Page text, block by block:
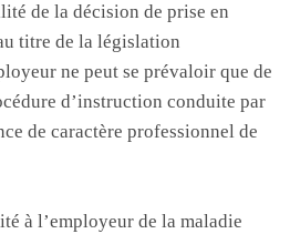
de la décision de prise en
titre de la législation
ne peut se prévaloir que de
d’instruction conduite par
de caractère professionnel de
à l’employeur de la maladie